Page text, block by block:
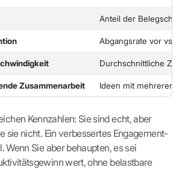
Anteil der
Abgangsrate vor vs.
Durchschnittliche
Zusammenarbeit Ideen mit mehreren
Kennzahlen: Sie sind echt, aber
sie nicht. Ein verbessertes Engagement-
Wenn Sie aber behaupten, es sei
wert, ohne belastbare